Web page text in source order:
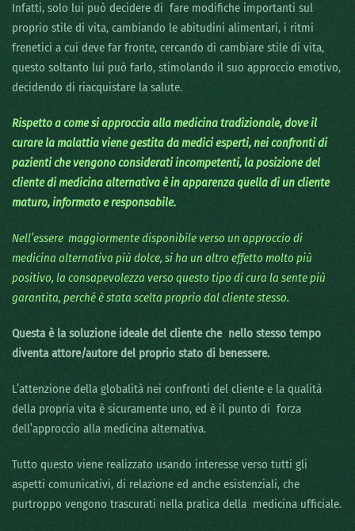
Infatti, solo lui può decidere di fare modifiche importanti sul
proprio stile di vita, cambiando le abitudini alimentari, i ritmi
frenetici a cui deve far fronte, cercando di cambiare stile di vita,
questo soltanto lui può farlo, stimolando il suo approccio emotivo,
decidendo di riacquistare la salute.
Rispetto a come si approccia alla medicina tradizionale, dove il
curare la malattia viene gestita da medici esperti, nei confronti di
pazienti che vengono considerati incompetenti, la posizione del
cliente di medicina alternativa è in apparenza quella di un cliente
maturo, informato e responsabile.
Nell’essere maggiormente disponibile verso un approccio di
medicina alternativa più dolce, si ha un altro effetto molto più
positivo, la consapevolezza verso questo tipo di cura la sente più
garantita, perché è stata scelta proprio dal cliente stesso.
Questa è la soluzione ideale del cliente che nello stesso tempo
diventa attore/autore del proprio stato di benessere.
L’attenzione della globalità nei confronti del cliente e la qualità
della propria vita è sicuramente uno, ed è il punto di forza
dell’approccio alla medicina alternativa.
Tutto questo viene realizzato usando interesse verso tutti gli
aspetti comunicativi, di relazione ed anche esistenziali, che
purtroppo vengono trascurati nella pratica della medicina ufficiale.